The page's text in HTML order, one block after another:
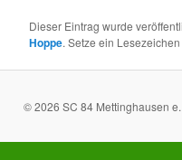
Dieser Eintrag wurde
Hoppe. Setze ein Lesezeichen
© 2026 SC 84 Mettinghausen e.